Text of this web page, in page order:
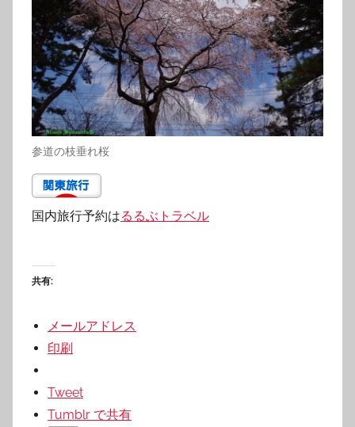
参道の枝垂れ桜
国内旅行予約はるるぶトラベル
共有:
メールアドレス
印刷
Tweet
Tumblr で共有